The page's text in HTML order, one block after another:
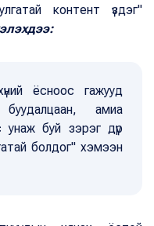
контент үздэг"
ёсноос гажууд
буудалцаан, амиа
буй зэрэг дүр
болдог" хэмээн